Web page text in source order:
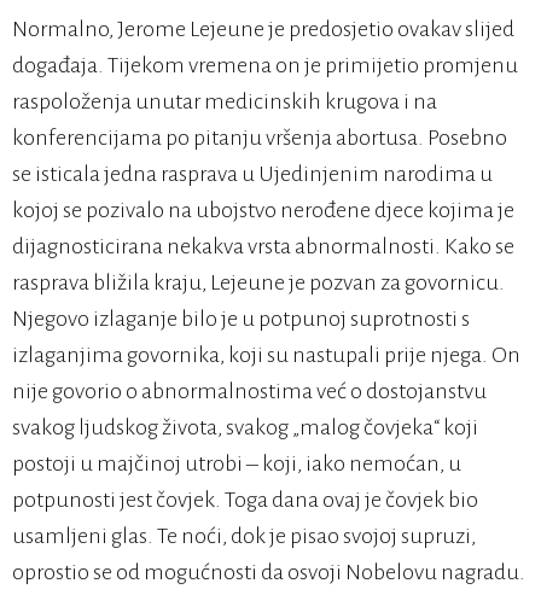
Normalno, Jerome Lejeune je predosjetio ovakav slijed
događaja. Tijekom vremena on je primijetio promjenu
raspoloženja unutar medicinskih krugova i na
konferencijama po pitanju vršenja abortusa. Posebno
se isticala jedna rasprava u Ujedinjenim narodima u
kojoj se pozivalo na ubojstvo nerođene djece kojima je
dijagnosticirana nekakva vrsta abnormalnosti. Kako se
rasprava bližila kraju, Lejeune je pozvan za govornicu.
Njegovo izlaganje bilo je u potpunoj suprotnosti s
izlaganjima govornika, koji su nastupali prije njega. On
nije govorio o abnormalnostima već o dostojanstvu
svakog ljudskog života, svakog „malog čovjeka“ koji
postoji u majčinoj utrobi – koji, iako nemoćan, u
potpunosti jest čovjek. Toga dana ovaj je čovjek bio
usamljeni glas. Te noći, dok je pisao svojoj supruzi,
oprostio se od mogućnosti da osvoji Nobelovu nagradu.